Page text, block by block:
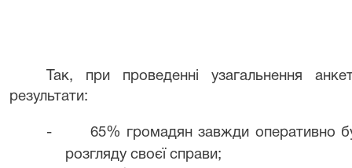
Так, при проведенні узагальнення
результати:
-
65% громадян завжди оперативно
розгляду своєї справи;